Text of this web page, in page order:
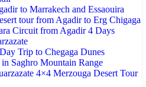
to Marrakech and Essaouira
tour from Agadir to Erg Chigaga
Circuit from Agadir 4 Days
Trip to Chegaga Dunes
Saghro Mountain Range
4×4 Merzouga Desert Tour